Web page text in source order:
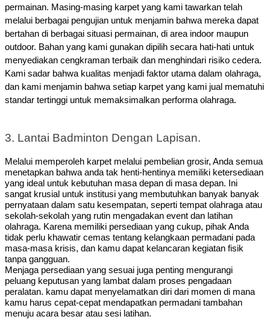
permainan. Masing-masing karpet yang kami tawarkan telah
melalui berbagai pengujian untuk menjamin bahwa mereka dapat
bertahan di berbagai situasi permainan, di area indoor maupun
outdoor. Bahan yang kami gunakan dipilih secara hati-hati untuk
menyediakan cengkraman terbaik dan menghindari risiko cedera.
Kami sadar bahwa kualitas menjadi faktor utama dalam olahraga,
dan kami menjamin bahwa setiap karpet yang kami jual mematuhi
standar tertinggi untuk memaksimalkan performa olahraga.
3. Lantai Badminton Dengan Lapisan.
Melalui memperoleh karpet melalui pembelian grosir, Anda semua
menetapkan bahwa anda tak henti-hentinya memiliki ketersediaan
yang ideal untuk kebutuhan masa depan di masa depan. Ini
sangat krusial untuk institusi yang membutuhkan banyak banyak
pernyataan dalam satu kesempatan, seperti tempat olahraga atau
sekolah-sekolah yang rutin mengadakan event dan latihan
olahraga. Karena memiliki persediaan yang cukup, pihak Anda
tidak perlu khawatir cemas tentang kelangkaan permadani pada
masa-masa krisis, dan kamu dapat kelancaran kegiatan fisik
tanpa gangguan.
Menjaga persediaan yang sesuai juga penting mengurangi
peluang keputusan yang lambat dalam proses pengadaan
peralatan. kamu dapat menyelamatkan diri dari momen di mana
kamu harus cepat-cepat mendapatkan permadani tambahan
menuju acara besar atau sesi latihan.